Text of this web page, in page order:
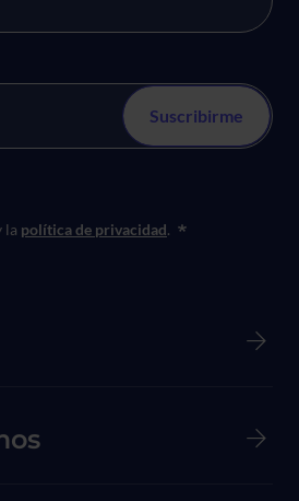
la política de privacidad. *
página